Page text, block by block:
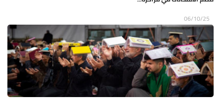
06/10/25